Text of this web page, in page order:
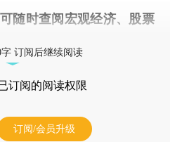
可随时查阅宏观经济、股票
订阅后继续阅读
订阅的阅读权限
订阅/会员升级